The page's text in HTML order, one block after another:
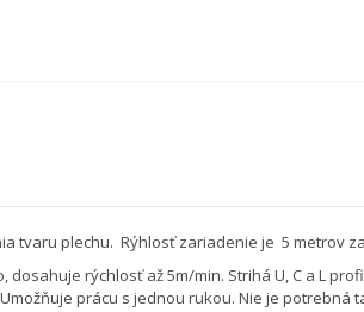
tvaru plechu. Rýhlosť zariadenie je 5 metrov
rýchlosť až 5m/min. Strihá U, C a L
Umožňuje prácu s jednou rukou. Nie je potrebná